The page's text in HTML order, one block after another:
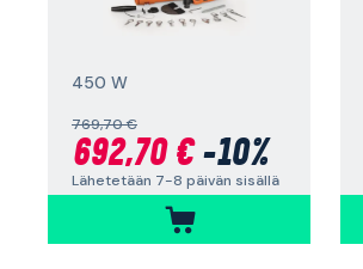
450 W
769,70 €
692,70 €-10%
Lähetetään 7-8 päivän sisällä